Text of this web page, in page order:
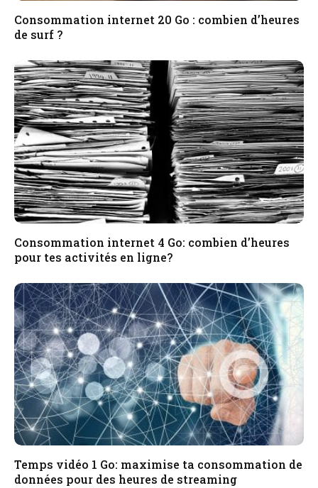
Consommation internet 20 Go : combien d’heures
de surf ?
Consommation internet 4 Go: combien d’heures
pour tes activités en ligne?
Temps vidéo 1 Go: maximise ta consommation de
données pour des heures de streaming